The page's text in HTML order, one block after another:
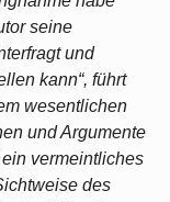
seine
und
kann“, führt
wesentlichen
und Argumente
vermeintliches
des